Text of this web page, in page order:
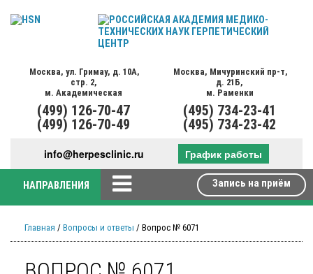
Москва, ул. Гримау, д. 10А,
стр. 2,
м. Академическая
(499) 126-70-47
(499) 126-70-49
Москва, Мичуринский пр-т,
д. 21Б,
м. Раменки
(495) 734-23-41
(495) 734-23-42
info@herpesclinic.ru График работы
НАПРАВЛЕНИЯ Запись на приём
Главная / Вопросы и ответы / Вопрос № 6071